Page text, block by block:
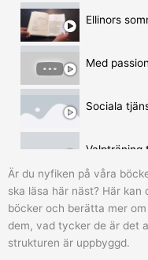
Ellinors
Med
Sociala
Valpträning
Rallylydnad
KLICK -
Är du nyfiken på våra
ska läsa här näst? Här
böcker och berätta mer
dem, vad tycker de är det
strukturen är uppbyggd.